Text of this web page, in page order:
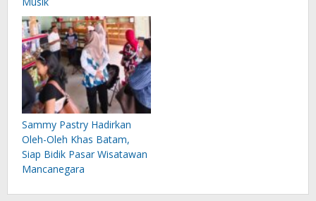
Sammy Pastry Hadirkan
Oleh-Oleh Khas Batam,
Siap Bidik Pasar Wisatawan
Mancanegara